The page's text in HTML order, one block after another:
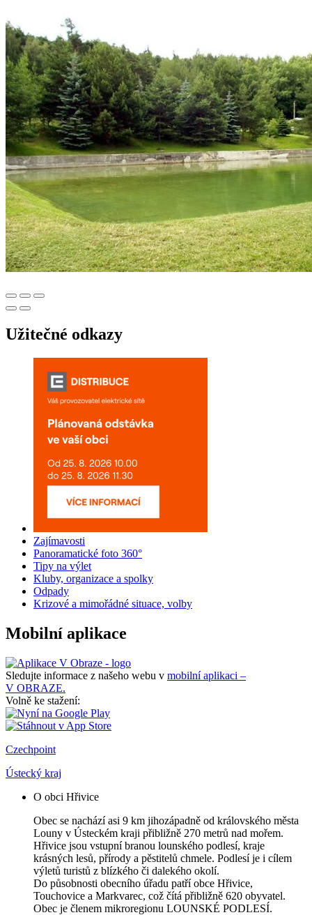
Užitečné odkazy
Zajímavosti
Panoramatické foto 360°
Tipy na výlet
Kluby, organizace a spolky
Odpady
Krizové a mimořádné situace, volby
Mobilní aplikace
Sledujte informace z našeho webu v mobilní aplikaci –
V OBRAZE.
Volně ke stažení:
Czechpoint
Ústecký kraj
O obci Hřivice
Obec se nachází asi 9 km jihozápadně od královského města
Louny v Ústeckém kraji přibližně 270 metrů nad mořem.
Hřivice jsou vstupní branou lounského podlesí, kraje
krásných lesů, přírody a pěstitelů chmele. Podlesí je i cílem
výletů turistů z blízkého či dalekého okolí.
Do působnosti obecního úřadu patří obce Hřivice,
Touchovice a Markvarec, což čítá přibližně 620 obyvatel.
Obec je členem mikroregionu LOUNSKÉ PODLESÍ.